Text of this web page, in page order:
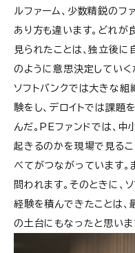
ルファーム、少数精鋭のフ
あり方も違います。どれが
見られたことは、独立後に
のように意思決定していく
ソフトバンクでは大きな
験をし、デロイトでは課題
んだ。PEファンドでは、
起きるのかを現場で見るこ
べてがつながっています。
問われます。そのときに、
経験を積んできたことは
の土台にもなったと思いま